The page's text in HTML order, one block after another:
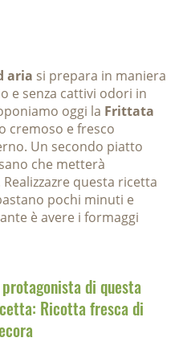
aria si prepara in maniera
e senza cattivi odori in
oggi la Frittata
cremoso e fresco
Un secondo piatto
che metterà
questa ricetta
pochi minuti e
è avere i formaggi
di questa
Ricotta fresca di